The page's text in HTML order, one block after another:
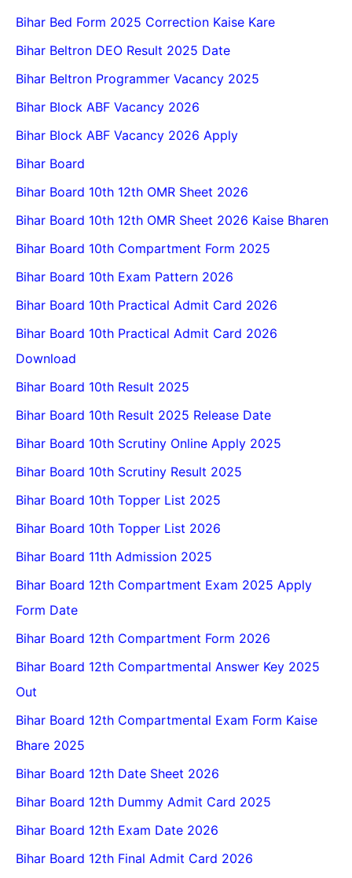
Bihar Bed Form 2025 Correction Kaise Kare
Bihar Beltron DEO Result 2025 Date
Bihar Beltron Programmer Vacancy 2025
Bihar Block ABF Vacancy 2026
Bihar Block ABF Vacancy 2026 Apply
Bihar Board
Bihar Board 10th 12th OMR Sheet 2026
Bihar Board 10th 12th OMR Sheet 2026 Kaise Bharen
Bihar Board 10th Compartment Form 2025
Bihar Board 10th Exam Pattern 2026
Bihar Board 10th Practical Admit Card 2026
Bihar Board 10th Practical Admit Card 2026
Download
Bihar Board 10th Result 2025
Bihar Board 10th Result 2025 Release Date
Bihar Board 10th Scrutiny Online Apply 2025
Bihar Board 10th Scrutiny Result 2025
Bihar Board 10th Topper List 2025
Bihar Board 10th Topper List 2026
Bihar Board 11th Admission 2025
Bihar Board 12th Compartment Exam 2025 Apply
Form Date
Bihar Board 12th Compartment Form 2026
Bihar Board 12th Compartmental Answer Key 2025
Out
Bihar Board 12th Compartmental Exam Form Kaise
Bhare 2025
Bihar Board 12th Date Sheet 2026
Bihar Board 12th Dummy Admit Card 2025
Bihar Board 12th Exam Date 2026
Bihar Board 12th Final Admit Card 2026